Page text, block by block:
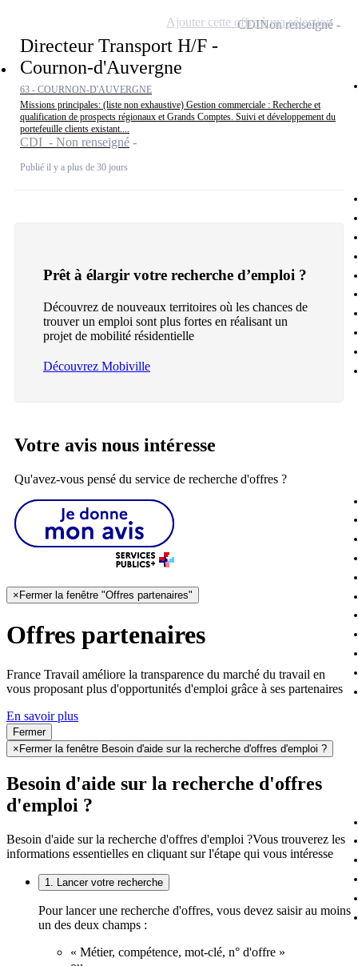
Directeur Transport H/F -
Cournon-d'Auvergne
63 - COURNON-D'AUVERGNE
Missions principales: (liste non exhaustive) Gestion commerciale : Recherche et
qualification de prospects régionaux et Grands Comptes. Suivi et développement du
portefeuille clients existant....
CDI - Non renseigné
Publié il y a plus de 30 jours
CDINon renseigné
Ajouter cette offre à ma sélection
Prêt à élargir votre recherche d’emploi ?
Découvrez de nouveaux territoires où les chances de
trouver un emploi sont plus fortes en réalisant un
projet de mobilité résidentielle
Découvrez Mobiville
Votre avis nous intéresse
Qu'avez-vous pensé du service de recherche d'offres ?
× Fermer la fenêtre "Offres partenaires"
Offres partenaires
France Travail améliore la transparence du marché du travail en
vous proposant plus d'opportunités d'emploi grâce à ses partenaires
En savoir plus
Fermer
× Fermer la fenêtre Besoin d'aide sur la recherche d'offres d'emploi ?
Besoin d'aide sur la recherche d'offres
d'emploi ?
Besoin d'aide sur la recherche d'offres d'emploi ?Vous trouverez les
informations essentielles en cliquant sur l'étape qui vous intéresse
1. Lancer votre recherche
Pour lancer une recherche d'offres, vous devez saisir au moins
un des deux champs :
« Métier, compétence, mot-clé, n° d'offre »